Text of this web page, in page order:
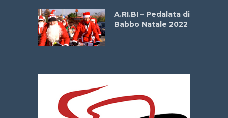
A.RI.BI – Pedalata di
Babbo Natale 2022